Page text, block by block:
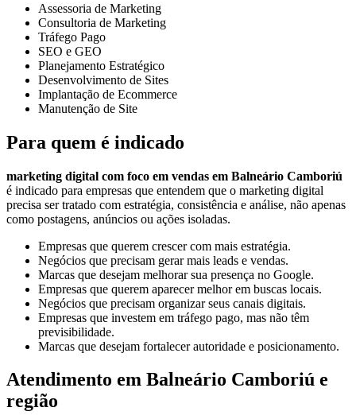
Assessoria de Marketing
Consultoria de Marketing
Tráfego Pago
SEO e GEO
Planejamento Estratégico
Desenvolvimento de Sites
Implantação de Ecommerce
Manutenção de Site
Para quem é indicado
marketing digital com foco em vendas em Balneário Camboriú
é indicado para empresas que entendem que o marketing digital
precisa ser tratado com estratégia, consistência e análise, não apenas
como postagens, anúncios ou ações isoladas.
Empresas que querem crescer com mais estratégia.
Negócios que precisam gerar mais leads e vendas.
Marcas que desejam melhorar sua presença no Google.
Empresas que querem aparecer melhor em buscas locais.
Negócios que precisam organizar seus canais digitais.
Empresas que investem em tráfego pago, mas não têm
previsibilidade.
Marcas que desejam fortalecer autoridade e posicionamento.
Atendimento em Balneário Camboriú e
região